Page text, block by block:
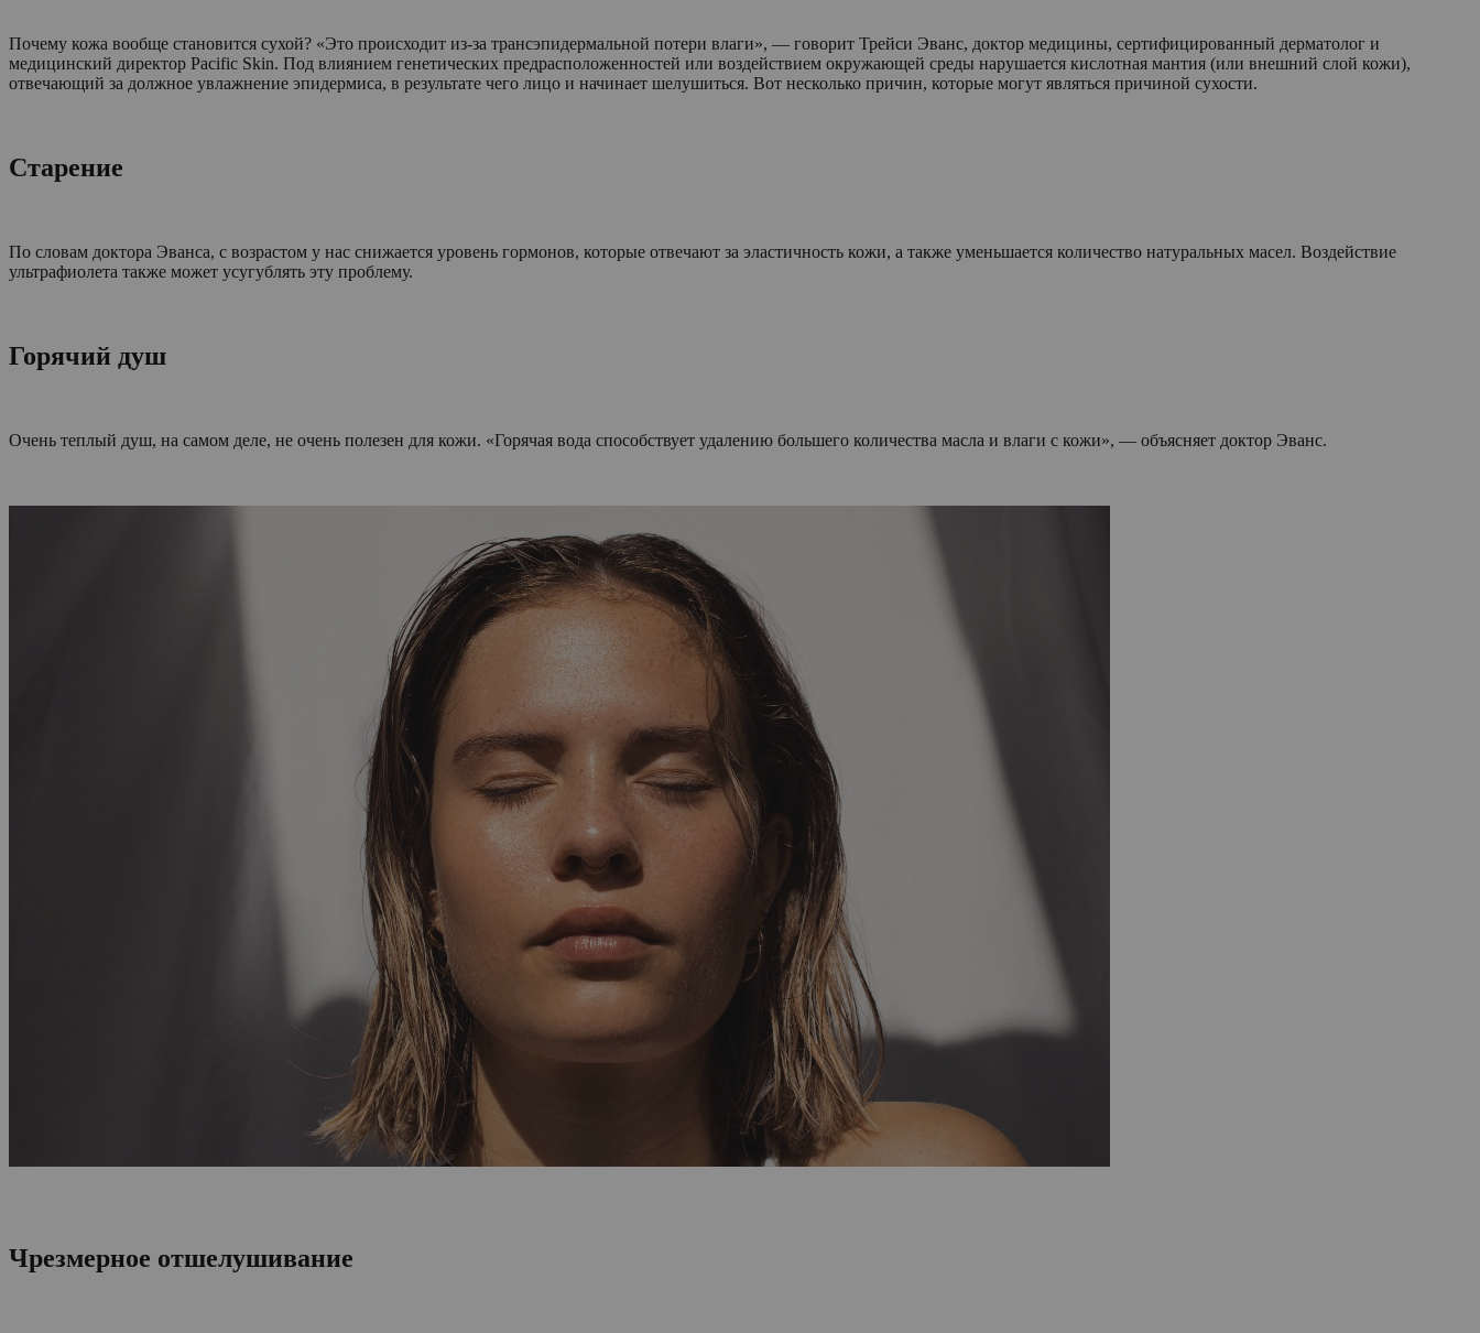
Почему кожа вообще становится сухой? «Это происходит из-за трансэпидермальной потери влаги», — говорит Трейси Эванс, доктор медицины, сертифицированный дерматолог и
медицинский директор Pacific Skin. Под влиянием генетических предрасположенностей или воздействием окружающей среды нарушается кислотная мантия (или внешний слой кожи),
отвечающий за должное увлажнение эпидермиса, в результате чего лицо и начинает шелушиться. Вот несколько причин, которые могут являться причиной сухости.
Старение
По словам доктора Эванса, с возрастом у нас снижается уровень гормонов, которые отвечают за эластичность кожи, а также уменьшается количество натуральных масел. Воздействие
ультрафиолета также может усугублять эту проблему.
Горячий душ
Очень теплый душ, на самом деле, не очень полезен для кожи. «Горячая вода способствует удалению большего количества масла и влаги с кожи», — объясняет доктор Эванс.
Чрезмерное отшелушивание